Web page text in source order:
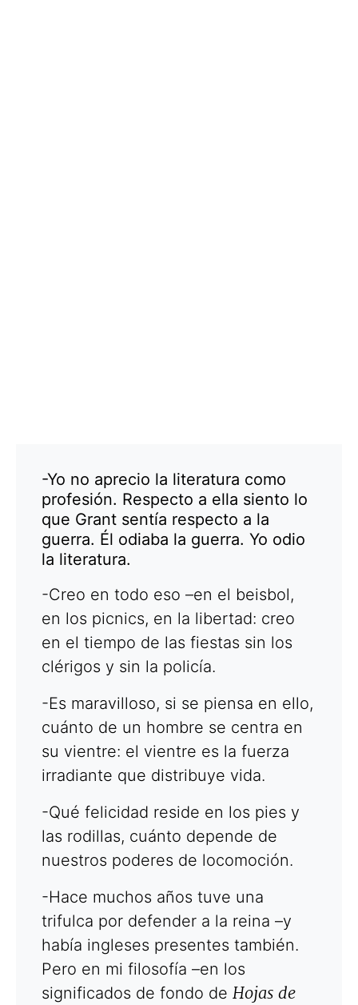
-Yo no aprecio la literatura como
profesión. Respecto a ella siento lo
que Grant sentía respecto a la
guerra. Él odiaba la guerra. Yo odio
la literatura.
-Creo en todo eso –en el beisbol,
en los picnics, en la libertad: creo
en el tiempo de las fiestas sin los
clérigos y sin la policía.
-Es maravilloso, si se piensa en ello,
cuánto de un hombre se centra en
su vientre: el vientre es la fuerza
irradiante que distribuye vida.
-Qué felicidad reside en los pies y
las rodillas, cuánto depende de
nuestros poderes de locomoción.
-Hace muchos años tuve una
trifulca por defender a la reina –y
había ingleses presentes también.
Pero en mi filosofía –en los
significados de fondo de Hojas de